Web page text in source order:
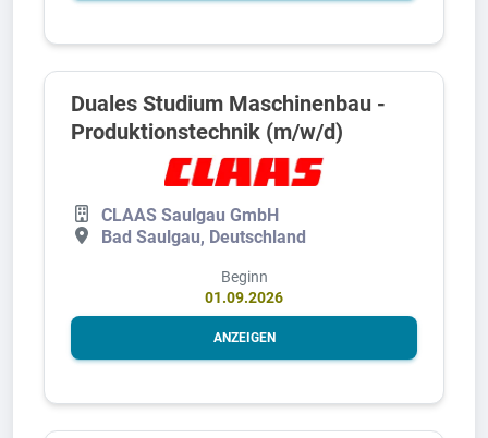
Duales Studium Maschinenbau -
Produktionstechnik (m/w/d)
CLAAS Saulgau GmbH
Bad Saulgau, Deutschland
Beginn
01.09.2026
ANZEIGEN